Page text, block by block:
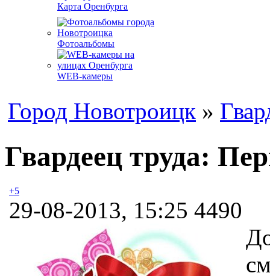
Карта Оренбурга
Фотоальбомы
WEB-камеры
Город Новотроицк »
Гвардеец труда:
+5
29-08-2013, 15:25 4490